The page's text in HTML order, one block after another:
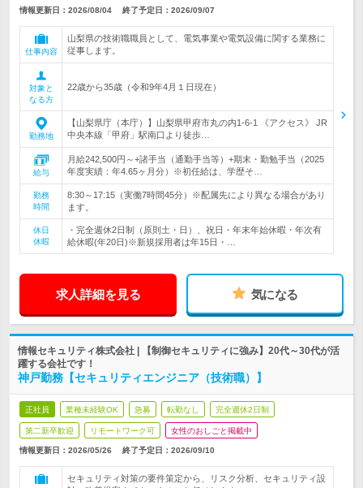
情報更新日：2026/08/04 終了予定日： 2026/09/07
仕事内容
山梨県の技術職職員として、電気事業や電気設備に関する業務に
従事します。
対象と
なる方
22歳から35歳（令和9年4月１日現在）
勤務地
【山梨県庁（本庁）】山梨県甲府市丸の内1-6-1 《アクセス》 JR
中央本線「甲府」駅南口より徒歩…
給与
月給242,500円～+諸手当（通勤手当等）+期末・勤勉手当（2025
年度実績：年4.65ヶ月分）※初任給は、学歴そ…
勤務
時間
8:30～17:15（実働7時間45分）※配属先により異なる場合があり
ます。
休日
休暇
・完全週休2日制（原則土・日）、祝日・年末年始休暇・年次有
給休暇(年20日)※新規採用者は年15日・…
求人詳細を見る 気になる
情報セキュリティ株式会社 | 【制御セキュリティに強み】20代～30代が活
躍する会社です！
神戸勤務【セキュリティエンジニア（技術職）】
正社員 業種未経験OK 急募 転勤なし 完全週休2日制
第二新卒歓迎 リモートワーク可 女性のおしごと掲載中
情報更新日：2026/05/26 終了予定日： 2026/09/10
セキュリティ対策の要件策定から、リスク分析、セキュリティ設